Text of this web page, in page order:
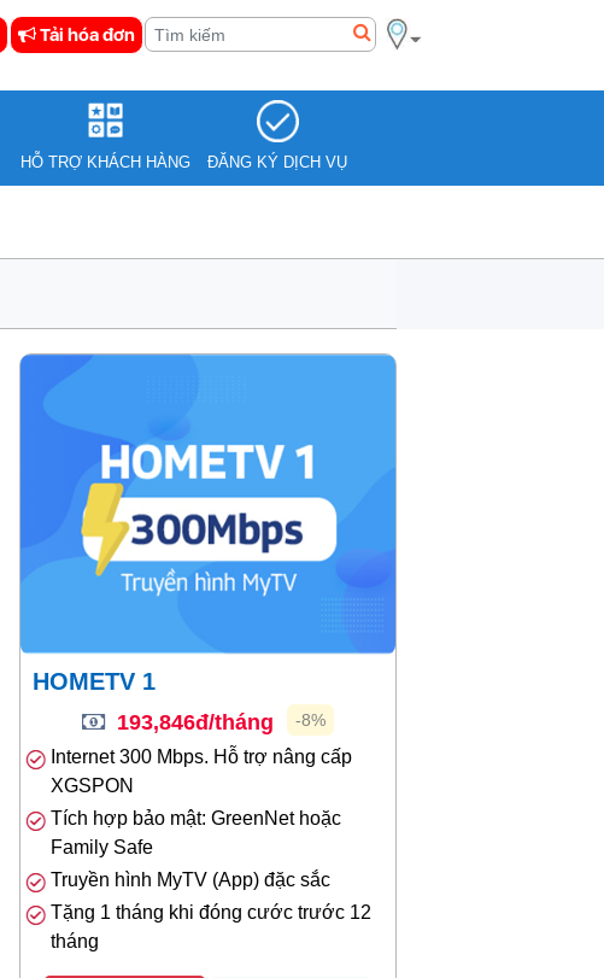
Tải hóa đơn
HỖ TRỢ KHÁCH HÀNG ĐĂNG KÝ DỊCH VỤ
HOMETV 1
193,846đ/tháng -8%
Internet 300 Mbps. Hỗ trợ nâng cấp
XGSPON
Tích hợp bảo mật: GreenNet hoặc
Family Safe
Truyền hình MyTV (App) đặc sắc
Tặng 1 tháng khi đóng cước trước 12
tháng